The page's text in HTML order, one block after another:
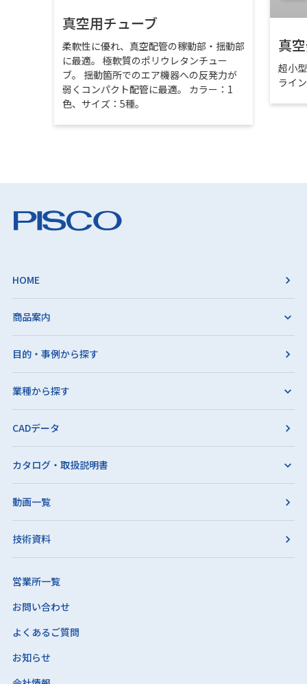
真空用チューブ
柔軟性に優れ、真空配管の稼動部・揺動部
に最適。 極軟質のポリウレタンチュー
ブ。 揺動箇所でのエア機器への反発力が
弱くコンパクト配管に最適。 カラー：1
色、サイズ：5種。
真
超小
ライ
HOME
商品案内
目的・事例から探す
業種から探す
CADデータ
カタログ・取扱説明書
動画一覧
技術資料
営業所一覧
お問い合わせ
よくあるご質問
お知らせ